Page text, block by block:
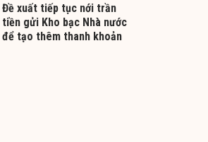
Đề xuất tiếp tục nới trần
tiền gửi Kho bạc Nhà nước
để tạo thêm thanh khoản